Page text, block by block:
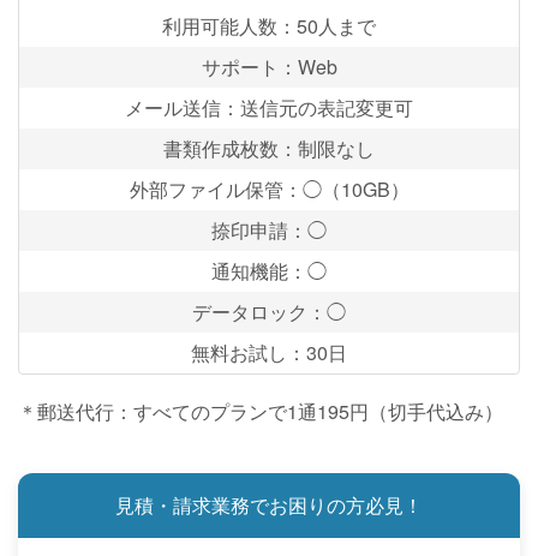
利用可能人数：50人まで
サポート：Web
メール送信：送信元の表記変更可
書類作成枚数：制限なし
外部ファイル保管：◯（10GB）
捺印申請：◯
通知機能：◯
データロック：◯
無料お試し：30日
＊郵送代行：すべてのプランで1通195円（切手代込み）
見積・請求業務でお困りの方必見！